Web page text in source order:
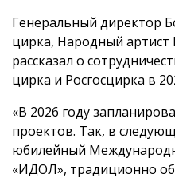
Генеральный директор
цирка, Народный
рассказал о
цирка и Росгосцирка в
«В 2026 году
проектов. Так, в
юбилейный
«ИДОЛ», традиционно